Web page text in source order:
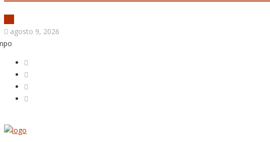
agosto 9, 2026